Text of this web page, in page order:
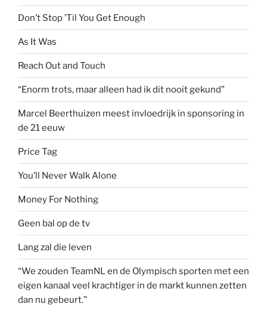
Don’t Stop ’Til You Get Enough
As It Was
Reach Out and Touch
“Enorm trots, maar alleen had ik dit nooit gekund”
Marcel Beerthuizen meest invloedrijk in sponsoring in
de 21 eeuw
Price Tag
You’ll Never Walk Alone
Money For Nothing
Geen bal op de tv
Lang zal die leven
“We zouden TeamNL en de Olympisch sporten met een
eigen kanaal veel krachtiger in de markt kunnen zetten
dan nu gebeurt.”